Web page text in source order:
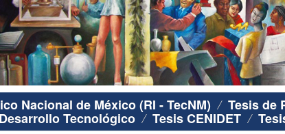
Nacional de México (RI - TecNM) Tesis de
Tecnológico Tesis CENIDET